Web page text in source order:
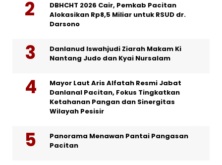
DBHCHT 2026 Cair, Pemkab Pacitan
Alokasikan Rp8,5 Miliar untuk RSUD dr.
Darsono
Danlanud Iswahjudi Ziarah Makam Ki
Nantang Judo dan Kyai Nursalam
Mayor Laut Aris Alfatah Resmi Jabat
Danlanal Pacitan, Fokus Tingkatkan
Ketahanan Pangan dan Sinergitas
Wilayah Pesisir
Panorama Menawan Pantai Pangasan
Pacitan